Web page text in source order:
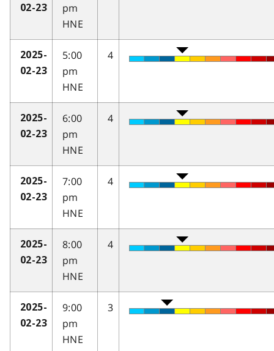
02-23
pm
HNE
2025-
02-23
5:00
pm
HNE
4
2025-
02-23
6:00
pm
HNE
4
2025-
02-23
7:00
pm
HNE
4
2025-
02-23
8:00
pm
HNE
4
2025-
02-23
9:00
pm
HNE
3